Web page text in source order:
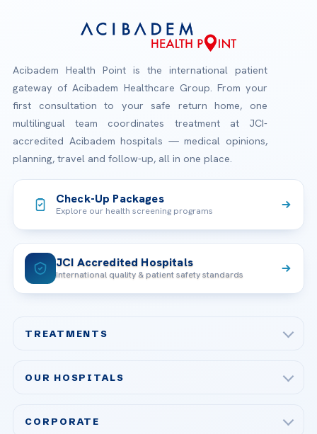
Acibadem Health Point is the international patient
gateway of Acibadem Healthcare Group. From your
first consultation to your safe return home, one
multilingual team coordinates treatment at JCI-
accredited Acibadem hospitals — medical opinions,
planning, travel and follow-up, all in one place.
Check-Up Packages
Explore our health screening programs
JCI Accredited Hospitals
International quality & patient safety standards
TREATMENTS
Bariatric & Metabolic Surgery
OUR HOSPITALS
CORPORATE